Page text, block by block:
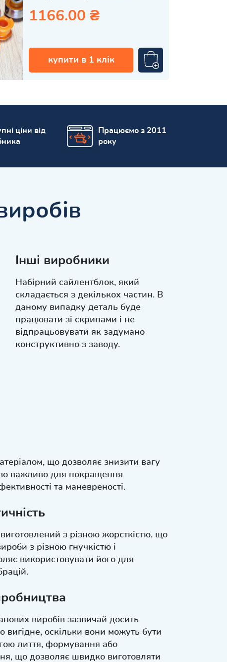
1166.00 ₴
купити в 1 клік
ціни від
Працюємо з 2011
року
Інші виробники
Набірний сайлентблок, який
складається з декількох частин. В
даному випадку деталь буде
працювати зі скрипами і не
відпрацьовувати як задумано
конструктивно з заводу.
що дозволяє знизити вагу
важливо для покращення
та маневреності.
з різною жорсткістю, що
з різною гнучкістю і
використовувати його для
виробів зазвичай досить
вигідне, оскільки вони можуть бути
лиття, формування або
що дозволяє швидко виготовляти